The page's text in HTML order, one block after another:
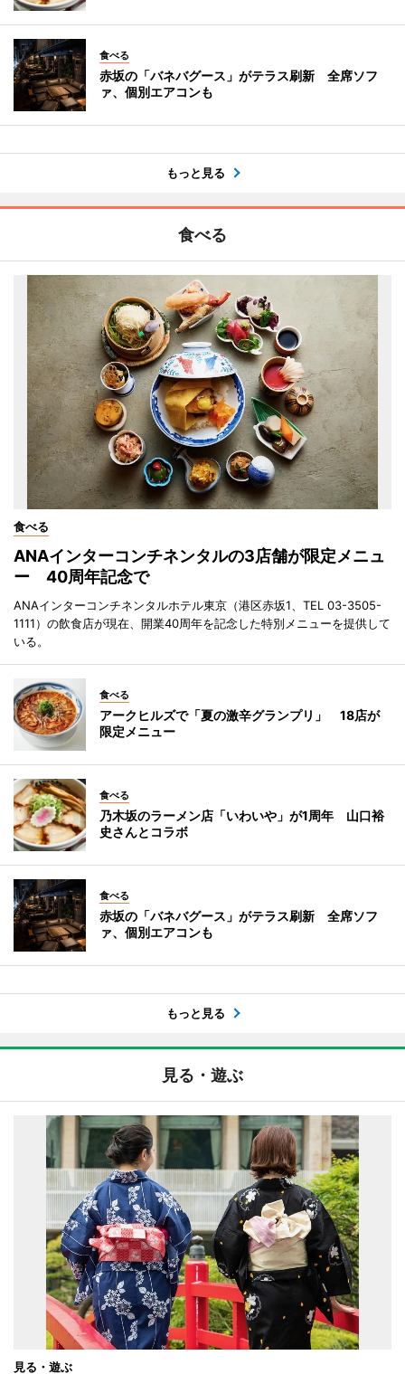
食べる
赤坂の「バネバグース」がテラス刷新 全席ソフ
ァ、個別エアコンも
もっと見る
食べる
食べる
ANAインターコンチネンタルの3店舗が限定メニュ
ー 40周年記念で
ANAインターコンチネンタルホテル東京（港区赤坂1、TEL 03-3505-
1111）の飲食店が現在、開業40周年を記念した特別メニューを提供して
いる。
食べる
アークヒルズで「夏の激辛グランプリ」 18店が
限定メニュー
食べる
乃木坂のラーメン店「いわいや」が1周年 山口裕
史さんとコラボ
食べる
赤坂の「バネバグース」がテラス刷新 全席ソフ
ァ、個別エアコンも
もっと見る
見る・遊ぶ
見る・遊ぶ